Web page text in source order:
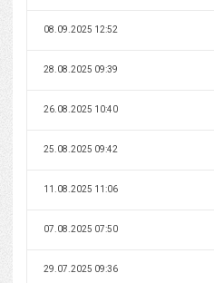
08.09.2025 12:52
28.08.2025 09:39
26.08.2025 10:40
25.08.2025 09:42
11.08.2025 11:06
07.08.2025 07:50
29.07.2025 09:36